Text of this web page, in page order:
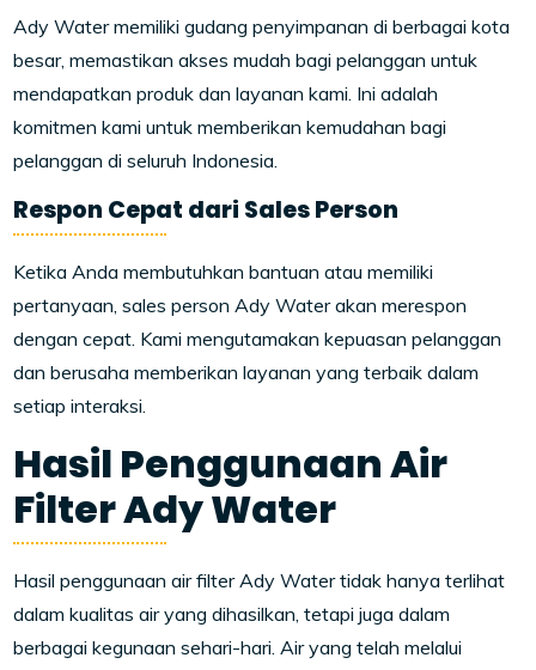
Ady Water memiliki gudang penyimpanan di berbagai kota
besar, memastikan akses mudah bagi pelanggan untuk
mendapatkan produk dan layanan kami. Ini adalah
komitmen kami untuk memberikan kemudahan bagi
pelanggan di seluruh Indonesia.
Respon Cepat dari Sales Person
Ketika Anda membutuhkan bantuan atau memiliki
pertanyaan, sales person Ady Water akan merespon
dengan cepat. Kami mengutamakan kepuasan pelanggan
dan berusaha memberikan layanan yang terbaik dalam
setiap interaksi.
Hasil Penggunaan Air
Filter Ady Water
Hasil penggunaan air filter Ady Water tidak hanya terlihat
dalam kualitas air yang dihasilkan, tetapi juga dalam
berbagai kegunaan sehari-hari. Air yang telah melalui